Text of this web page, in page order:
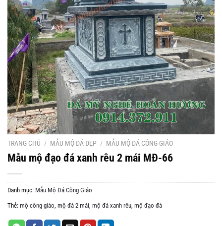
TRANG CHỦ / MẪU MỘ ĐÁ ĐẸP / MẪU MỘ ĐÁ CÔNG GIÁO
Mẫu mộ đạo đá xanh rêu 2 mái MĐ-66
Danh mục: Mẫu Mộ Đá Công Giáo
Thẻ: mộ công giáo, mộ đá 2 mái, mộ đá xanh rêu, mộ đạo đá